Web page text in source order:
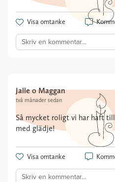
Visa omtanke
Skriv en kommentar…
Jalle o Maggan
två månader sedan
Så mycket roligt vi har haft
med glädje!
Visa omtanke
Skriv en kommentar…